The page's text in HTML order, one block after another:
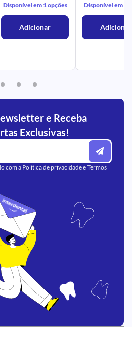
Disponível em 1 opções
Adicionar
Disponível em 1
Adicionar
e Receba
Exclusivas!
com a Política de privacidadeeTermos